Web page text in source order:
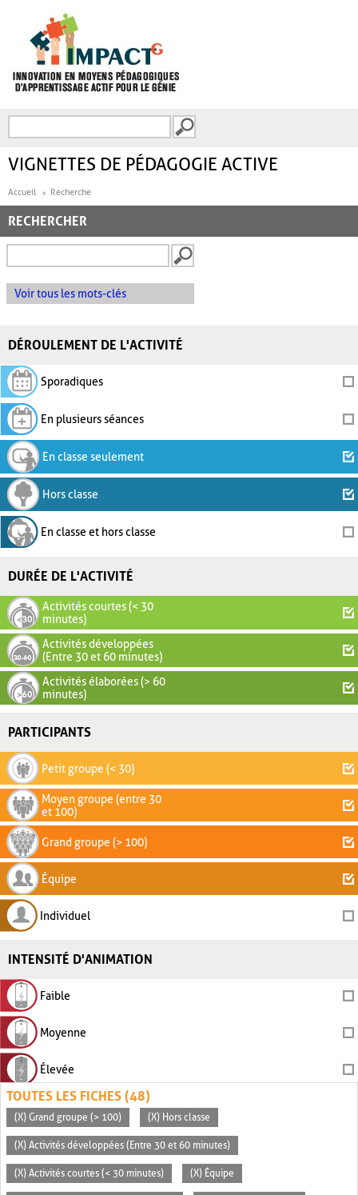
FORMULAIRE DE
VIGNETTES DE PÉDAGOGIE ACTIVE
Accueil Recherche
RECHERCHER
Voir tous les mots-clés
DÉROULEMENT DE L'ACTIVITÉ
Sporadiques
En plusieurs séances
En classe seulement
Hors classe
En classe et hors classe
DURÉE DE L'ACTIVITÉ
Activités courtes (< 30
minutes)
Activités développées
(Entre 30 et 60 minutes)
Activités élaborées (> 60
minutes)
PARTICIPANTS
Petit groupe (< 30)
Moyen groupe (entre 30
et 100)
Grand groupe (> 100)
Équipe
Individuel
INTENSITÉ D'ANIMATION
Faible
Moyenne
Élevée
TOUTES LES FICHES (48)
(X) Grand groupe (> 100) (X) Hors classe
(X) Activités développées (Entre 30 et 60 minutes)
(X) Activités courtes (< 30 minutes) (X) Équipe